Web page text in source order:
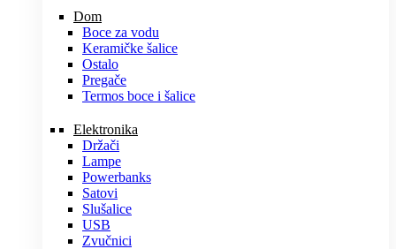
Dom
Boce za vodu
Keramičke šalice
Ostalo
Pregače
Termos boce i šalice
Elektronika
Držači
Lampe
Powerbanks
Satovi
Slušalice
USB
Zvučnici